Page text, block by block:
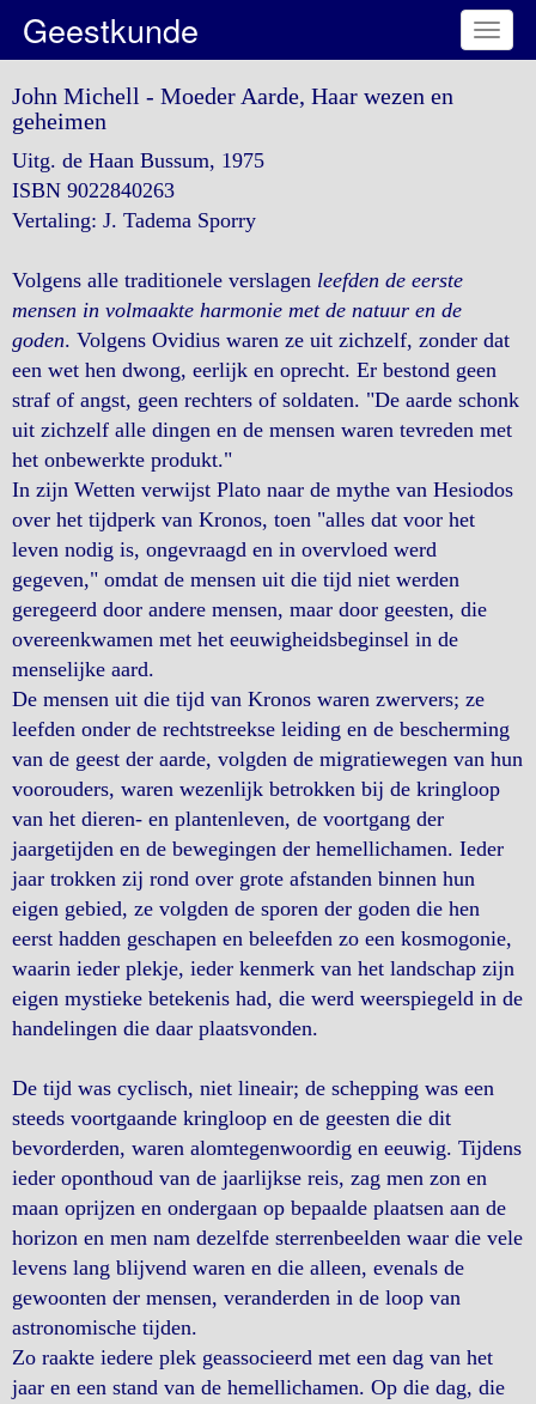
Toggle
Geestkunde
John Michell - Moeder Aarde, Haar wezen en
geheimen
Uitg. de Haan Bussum, 1975
ISBN 9022840263
Vertaling: J. Tadema Sporry
Volgens alle traditionele verslagen leefden de eerste
mensen in volmaakte harmonie met de natuur en de
goden. Volgens Ovidius waren ze uit zichzelf, zonder dat
een wet hen dwong, eerlijk en oprecht. Er bestond geen
straf of angst, geen rechters of soldaten. "De aarde schonk
uit zichzelf alle dingen en de mensen waren tevreden met
het onbewerkte produkt."
In zijn Wetten verwijst Plato naar de mythe van Hesiodos
over het tijdperk van Kronos, toen "alles dat voor het
leven nodig is, ongevraagd en in overvloed werd
gegeven," omdat de mensen uit die tijd niet werden
geregeerd door andere mensen, maar door geesten, die
overeenkwamen met het eeuwigheidsbeginsel in de
menselijke aard.
De mensen uit die tijd van Kronos waren zwervers; ze
leefden onder de rechtstreekse leiding en de bescherming
van de geest der aarde, volgden de migratiewegen van hun
voorouders, waren wezenlijk betrokken bij de kringloop
van het dieren- en plantenleven, de voortgang der
jaargetijden en de bewegingen der hemellichamen. Ieder
jaar trokken zij rond over grote afstanden binnen hun
eigen gebied, ze volgden de sporen der goden die hen
eerst hadden geschapen en beleefden zo een kosmogonie,
waarin ieder plekje, ieder kenmerk van het landschap zijn
eigen mystieke betekenis had, die werd weerspiegeld in de
handelingen die daar plaatsvonden.
De tijd was cyclisch, niet lineair; de schepping was een
steeds voortgaande kringloop en de geesten die dit
bevorderden, waren alomtegenwoordig en eeuwig. Tijdens
ieder oponthoud van de jaarlijkse reis, zag men zon en
maan oprijzen en ondergaan op bepaalde plaatsen aan de
horizon en men nam dezelfde sterrenbeelden waar die vele
levens lang blijvend waren en die alleen, evenals de
gewoonten der mensen, veranderden in de loop van
astronomische tijden.
Zo raakte iedere plek geassocieerd met een dag van het
jaar en een stand van de hemellichamen. Op die dag, die